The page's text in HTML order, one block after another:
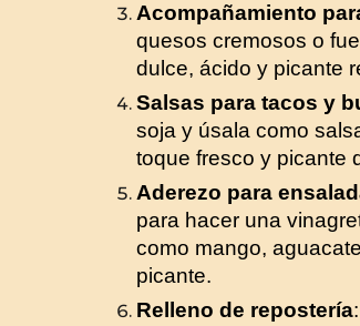
Acompañamiento
quesos cremosos o
dulce, ácido y picante
Salsas para tacos y
soja y úsala como
toque fresco y picante
Aderezo para
para hacer una
como mango,
picante.
Relleno de repostería